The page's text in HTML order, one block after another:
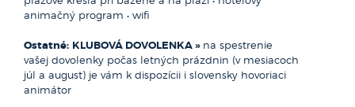
Rozloha: 302 073 km²
vybudované v 50-tych rokoch minulého storočia na podnet
celkový ráz krajiny a oblasť zostala dovolenkovým rajom.
Pri návšteve hlavného mesta Smaragdového pobrežia
budete fascinovaní luxusným jachtovým prístavom a tiež
architektúrou mesta, ktoré je plné pastelových domov
animačný program • wifi
Ostatné: KLUBOVÁ DOVOLENKA »na spestrenie
vašej dovolenky počas letných prázdnin (v mesiacoch
júl a august) je vám k dispozícii i slovensky hovoriaci
animátor